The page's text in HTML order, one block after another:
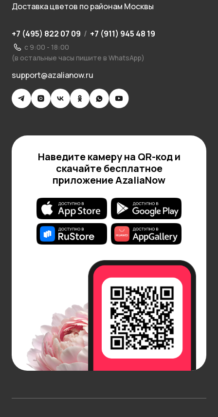
Доставка цветов по районам Москвы
+7 (495) 822 07 09 / +7 (911) 945 48 19
с 9:00 - 18:00
(в остальные часы пишите в WhatsApp)
support@azalianow.ru
Наведите камеру на QR-код и
скачайте бесплатное
приложение AzaliaNow